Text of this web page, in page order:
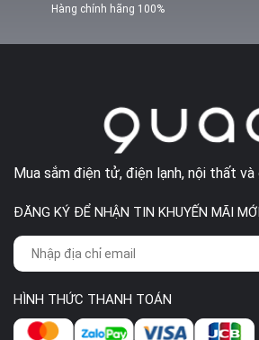
Hàng chính hãng 100%
Mua sắm điện tử, điện lạnh, nội thất và
ĐĂNG KÝ ĐỂ NHẬN TIN KHUYẾN MÃI
HÌNH THỨC THANH TOÁN